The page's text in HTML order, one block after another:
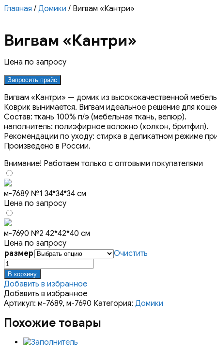
Главная / Домики / Вигвам «Кантри»
Вигвам «Кантри»
Цена по запросу
Запросить прайс
Вигвам «Кантри» — домик из высококачественной
Коврик вынимается. Вигвам идеальное решение для
Состав: ткань 100% п/э (мебельная ткань, велюр).
наполнитель: полиэфирное волокно (холкон, бритфил).
Рекомендации по уходу: стирка в деликатном режиме
Произведено в России.
Внимание! Работаем только с оптовыми покупателями
м-7689 №1 34*34*34 см
Цена по запросу
м-7690 №2 42*42*40 см
Цена по запросу
размер
Очистить
Количество
товара
Вигвам
"Кантри"
В корзину
Добавить в избранное
Добавить в избранное
Артикул: м-7689, м-7690 Категория: Домики
Похожие товары